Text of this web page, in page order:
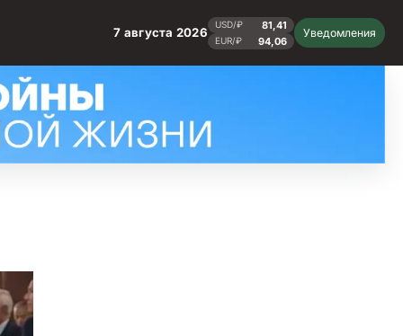
7 августа 2026
USD/₽ 81,41
EUR/₽ 94,06
Уведомления